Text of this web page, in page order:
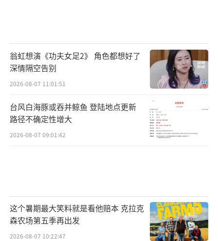
翁虹想演《功夫女足2》 角色都想好了
深情隔空告别
2026-08-07 11:01:51
台风白海豚或吞并鲸鱼 登陆地点更新
路径不确定性增大
2026-08-07 09:01:42
这个暑期最大笑料就是看他赔本 克拉克
森农场第五季再出发
2026-08-07 10:22:47